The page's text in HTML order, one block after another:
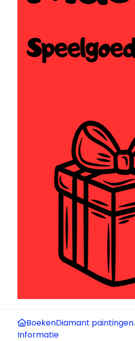
BoekenDiamant paintingen.
Informatie